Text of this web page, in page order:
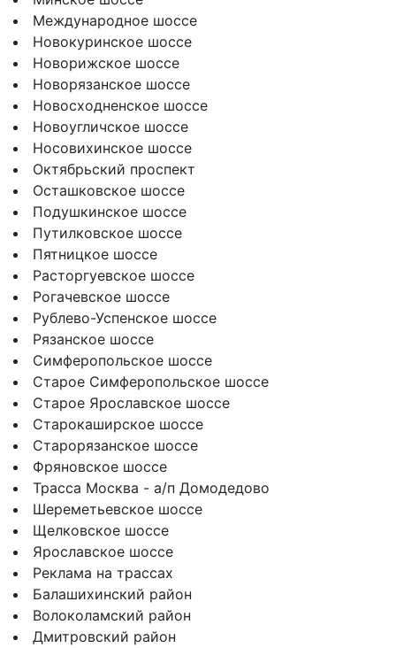
Международное шоссе
Новокуринское шоссе
Новорижское шоссе
Новорязанское шоссе
Новосходненское шоссе
Новоугличское шоссе
Носовихинское шоссе
Октябрьский проспект
Осташковское шоссе
Подушкинское шоссе
Путилковское шоссе
Пятницкое шоссе
Расторгуевское шоссе
Рогачевское шоссе
Рублево-Успенское шоссе
Рязанское шоссе
Симферопольское шоссе
Старое Симферопольское шоссе
Старое Ярославское шоссе
Старокаширское шоссе
Старорязанское шоссе
Фряновское шоссе
Трасса Москва - а/п Домодедово
Шереметьевское шоссе
Щелковское шоссе
Ярославское шоссе
Реклама на трассах
Балашихинский район
Волоколамский район
Дмитровский район